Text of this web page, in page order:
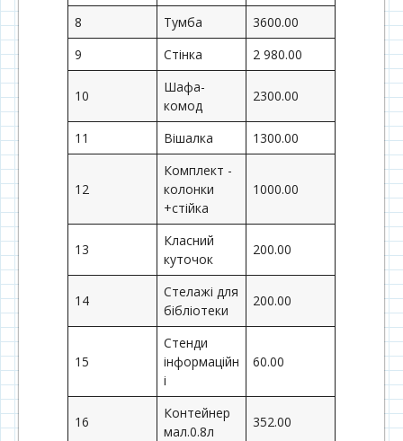
8
Тумба
3600.00
9
Стінка 2 980.00
10
Шафа-
комод
2300.00
11 Вішалка 1300.00
12
Комплект -
колонки
+стійка
1000.00
13
Класний
куточок
200.00
14
Стелажі для
бібліотеки
200.00
15
Стенди
інформаційн
і
60.00
16
Контейнер
мал.0.8л
352.00